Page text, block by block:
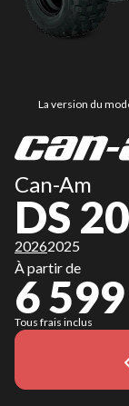
La version du
Can-Am
DS
20262025
À partir de
6
Tous frais inclus